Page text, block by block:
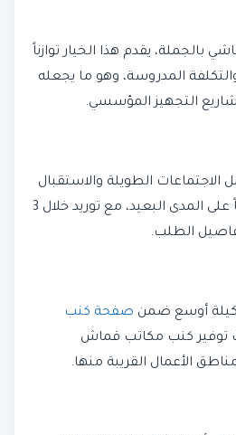
بالجملة، يقدم هذا الخيار توازناً
والتكلفة المدروسة، وهو ما يجعله
التجهيز المؤسسي.
الطويلة والاستقبال
اليومي لتضمن أداءً ثابتاً على المدى البعيد، مع توريد خلال 3
أوسع ضمن صفحة كنب
توفير كنب مكاتب قماش
الأعمال القريبة منها.